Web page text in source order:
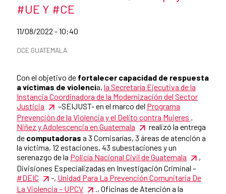
#UE Y #CE
Date of publication of the news item
11/08/2022 - 10:40
News categories
OCE GUATEMALA
Con el objetivo de fortalecer capacidad de respuesta
a víctimas de violencia, la Secretaría Ejecutiva de la
Instancia Coordinadora de la Modernización del Sector
Justicia
–SEIJUST- en el marco del Programa
Prevención de la Violencia y el Delito contra Mujeres ,
Niñez y Adolescencia en Guatemala
realizó la entrega
de computadoras a 3 Comisarías, 3 áreas de atención a
la víctima, 12 estaciones, 43 subestaciones y un
serenazgo de la Policía Nacional Civil de Guatemala
,
Divisiones Especializadas en Investigación Criminal –
#DEIC
-, Unidad Para La Prevención Comunitaria De
La Violencia – UPCV
., Oficinas de Atención a la